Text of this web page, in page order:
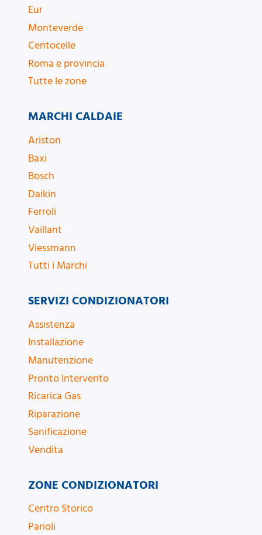
Eur
Monteverde
Centocelle
Roma e provincia
Tutte le zone
MARCHI CALDAIE
Ariston
Baxi
Bosch
Daikin
Ferroli
Vaillant
Viessmann
Tutti i Marchi
ZONE CONDIZIONATORI
Centro Storico
Parioli
SERVIZI CONDIZIONATORI
Assistenza
Installazione
Manutenzione
Pronto Intervento
Ricarica Gas
Riparazione
Sanificazione
Vendita